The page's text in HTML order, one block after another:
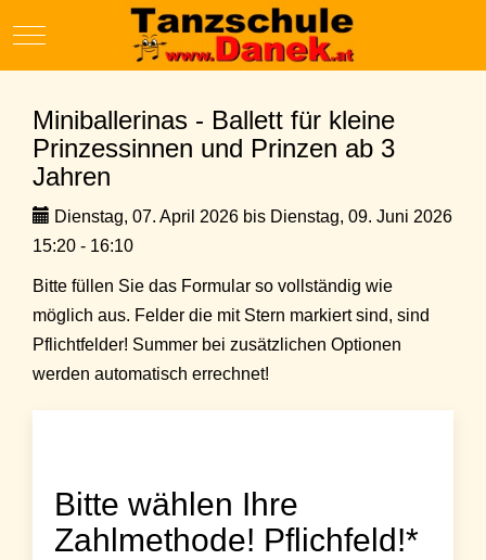
Mobile Menu Toggle
Miniballerinas - Ballett für kleine
Prinzessinnen und Prinzen ab 3
Jahren
Dienstag, 07. April 2026 bis Dienstag, 09. Juni 2026
15:20 - 16:10
Bitte füllen Sie das Formular so vollständig wie
möglich aus. Felder die mit Stern markiert sind, sind
Pflichtfelder! Summer bei zusätzlichen Optionen
werden automatisch errechnet!
Bitte wählen Ihre
Zahlmethode! Pflichfeld!*